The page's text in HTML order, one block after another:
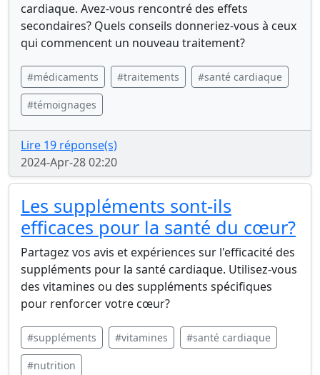
cardiaque. Avez-vous rencontré des effets
secondaires? Quels conseils donneriez-vous à ceux
qui commencent un nouveau traitement?
#médicaments #traitements #santé cardiaque
#témoignages
Lire 19 réponse(s)
2024-Apr-28 02:20
Les suppléments sont-ils
efficaces pour la santé du cœur?
Partagez vos avis et expériences sur l'efficacité des
suppléments pour la santé cardiaque. Utilisez-vous
des vitamines ou des suppléments spécifiques
pour renforcer votre cœur?
#suppléments #vitamines #santé cardiaque
#nutrition